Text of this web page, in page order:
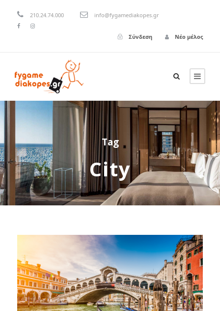
210.24.74.000 info@fygamediakopes.gr
Σύνδεση Νέο μέλος
Tag
City